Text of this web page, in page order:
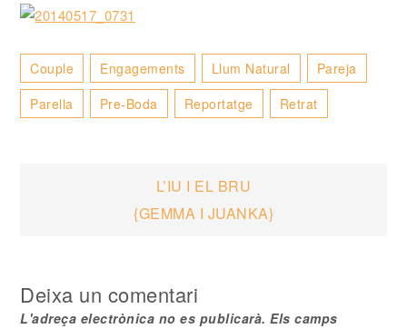
Couple Engagements Llum Natural
Pareja
Parella
Pre-Boda Reportatge Retrat
Navegació
L’IU I EL BRU
{GEMMA I JUANKA}
Deixa un comentari
L'adreça electrònica no es publicarà. Els camps